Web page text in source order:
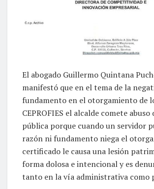
El abogado Guillermo Quintana
manifestó que en el tema de la
fundamento en el otorgamiento de
CEPROFIES el alcalde comete
pública porque cuando un servidor
razón ni fundamento niega el
certificado le causa una lesión
forma dolosa e intencional y es
tanto en la vía administrativa como